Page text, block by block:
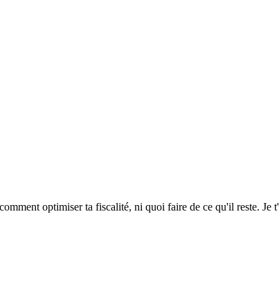
optimiser ta fiscalité, ni quoi faire de ce qu'il reste.